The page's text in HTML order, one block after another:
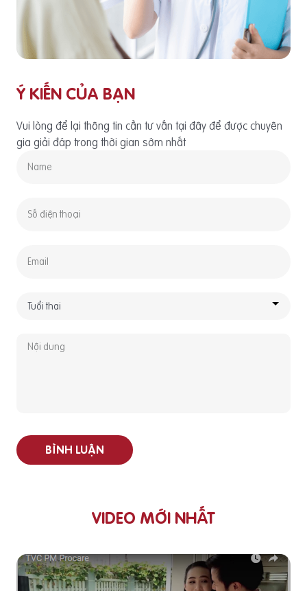
Ý KIẾN CỦA BẠN
Vui lòng để lại thông tin cần tư vấn tại đây để được chuyên
gia giải đáp trong thời gian sớm nhất
BÌNH LUẬN
VIDEO MỚI NHẤT